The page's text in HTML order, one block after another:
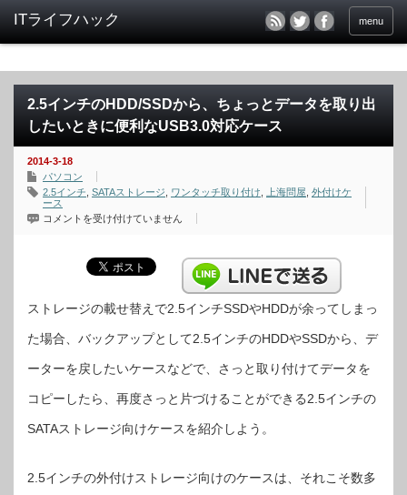
menu
2.5インチのHDD/SSDから、ちょっとデータを取り出
したいときに便利なUSB3.0対応ケース
2014-3-18
パソコン
2.5インチ SATAストレージ ワンタッチ取り付け 上海問屋 外付けケ
ース
2.5
ち
ょ
と
デ
タ
取
り
し
た
に
コメントを受け付けていません
ストレージの載せ替えで2.5インチSSDやHDDが余ってしまっ
た場合、バックアップとして2.5インチのHDDやSSDから、デ
ーターを戻したいケースなどで、さっと取り付けてデータを
コピーしたら、再度さっと片づけることができる2.5インチの
SATAストレージ向けケースを紹介しよう。
2.5インチの外付けストレージ向けのケースは、それこそ数多